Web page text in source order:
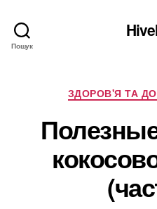
Пошук
ЗДОРОВ'Я ТА